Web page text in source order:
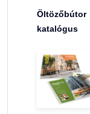
Öltözőbútor
katalógus